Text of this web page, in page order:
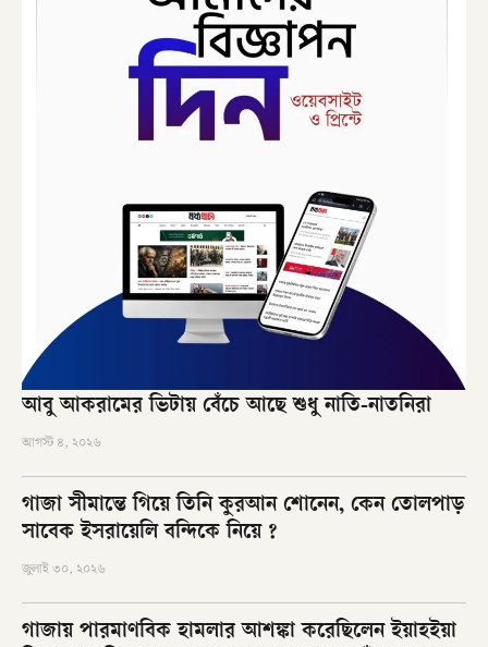
আবু আকরামের ভিটায় বেঁচে আছে শুধু নাতি-নাতনিরা
আগস্ট ৪, ২০২৬
গাজা সীমান্তে গিয়ে তিনি কুরআন শোনেন, কেন তোলপাড়
সাবেক ইসরায়েলি বন্দিকে নিয়ে ?
জুলাই ৩০, ২০২৬
গাজায় পারমাণবিক হামলার আশঙ্কা করেছিলেন ইয়াহইয়া